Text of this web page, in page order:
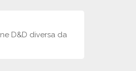
D&D diversa da